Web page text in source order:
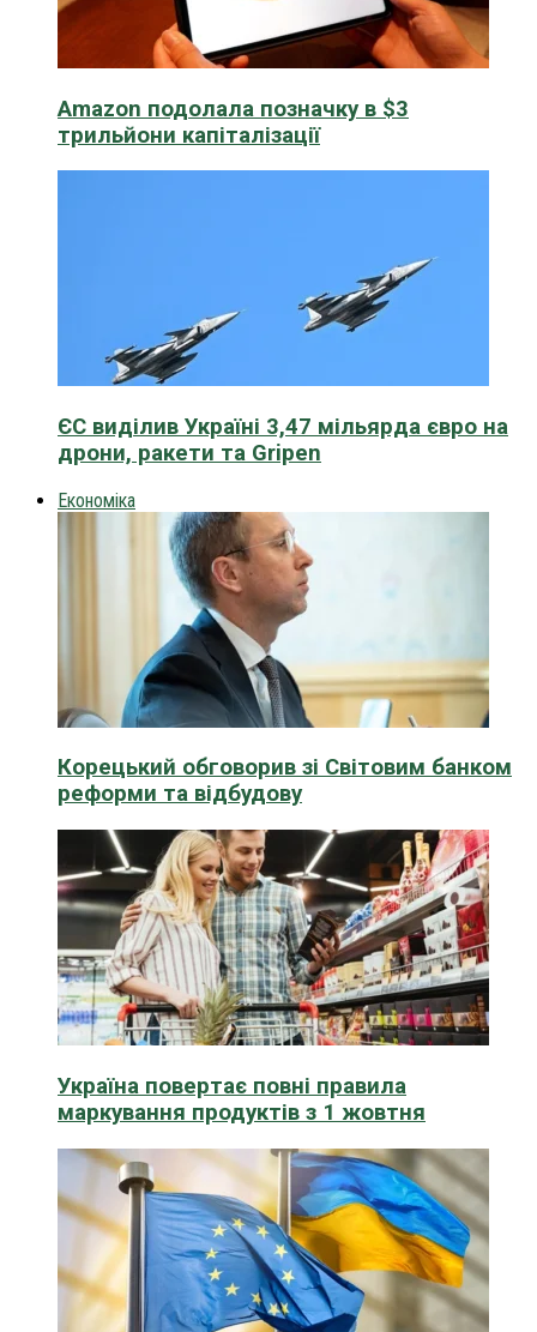
Amazon подолала позначку в $3
трильйони капіталізації
ЄС виділив Україні 3,47 мільярда євро на
дрони, ракети та Gripen
Економіка
Корецький обговорив зі Світовим банком
реформи та відбудову
Україна повертає повні правила
маркування продуктів з 1 жовтня